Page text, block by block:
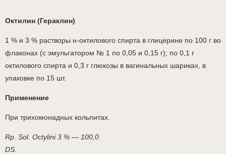
Октилин (Гераклин)
1 % и 3 % растворы н-октилового спирта в глицерине по 100 г во
флаконах (с эмульгатором № 1 по 0,05 и 0,15 г); по 0,1 г
октилового спирта и 0,3 г глюкозы в вагинальных шариках, в
упаковке по 15 шт.
Применение
При трихомонадных кольпитах.
Rp. Sol. Octylini 3 % — 100,0
DS.